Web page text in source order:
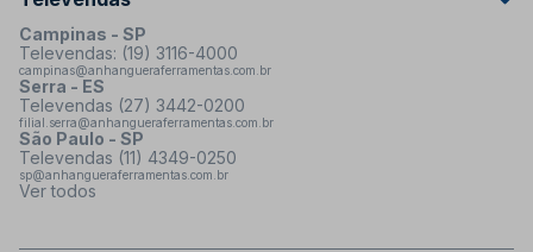
Campinas - SP
Televendas: (19) 3116-4000
campinas@anhangueraferramentas.com.br
Serra - ES
Televendas (27) 3442-0200
filial.serra@anhangueraferramentas.com.br
São Paulo - SP
Televendas (11) 4349-0250
sp@anhangueraferramentas.com.br
Ver todos